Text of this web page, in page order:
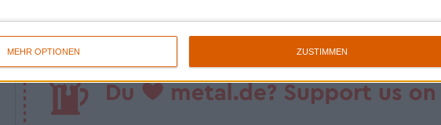
MEHR OPTIONEN ZUSTIMMEN